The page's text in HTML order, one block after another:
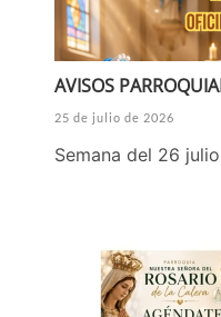
AVISOS
25 de julio de 2026
Semana del 26